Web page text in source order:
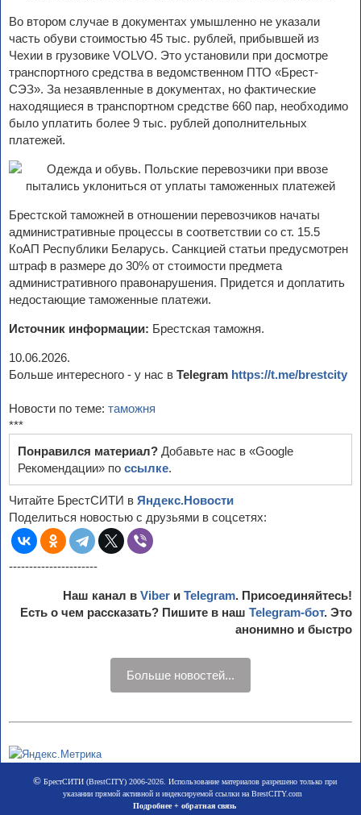
Во втором случае в документах умышленно не указали
часть обуви стоимостью 45 тыс. рублей, прибывшей из
Чехии в грузовике VOLVO. Это установили при досмотре
транспортного средства в ведомственном ПТО «Брест-
СЭЗ». За незаявленные в документах, но фактические
находящиеся в транспортном средстве 660 пар, необходимо
было уплатить более 9 тыс. рублей дополнительных
платежей.
Брестской таможней в отношении перевозчиков начаты
административные процессы в соответствии со ст. 15.5
КоАП Республики Беларусь. Санкцией статьи предусмотрен
штраф в размере до 30% от стоимости предмета
административного правонарушения. Придется и доплатить
недостающие таможенные платежи.
Источник информации: Брестская таможня.
10.06.2026.
Больше интересного - у нас в Telegram https://t.me/brestcity
Новости по теме: таможня
***
Понравился материал? Добавьте нас в «Google
Рекомендации» по ссылке.
Читайте БрестСИТИ в Яндекс.Новости
Поделиться новостью с друзьями в соцсетях:
----------------------
Наш канал в Viber и Telegram. Присоединяйтесь!
Есть о чем рассказать? Пишите в наш Telegram-бот. Это
анонимно и быстро
Больше новостей...
©БрестСИТИ (BrestCITY) 2006-2026. Использование материалов разрешено только при
указании прямой активной и индексируемой ссылки на BrestCITY.com
Подробнее + обратная связь